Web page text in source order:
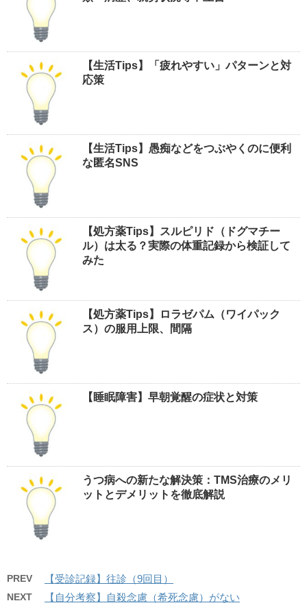
【生活Tips】「疲れやすい」パターンと対
応策
【生活Tips】愚痴などをつぶやくのに便利
な匿名SNS
【処方薬Tips】スルピリド（ドグマチー
ル）は太る？実際の体重記録から検証して
みた
【処方薬Tips】ロラゼパム（ワイパック
ス）の服用上限、間隔
【睡眠障害】早朝覚醒の症状と対策
うつ病への新たな解決策：TMS治療のメリ
ットとデメリットを徹底解説
PREV 【受診記録】往診（9回目）
NEXT 【自分考察】自殺念慮（希死念慮）がない